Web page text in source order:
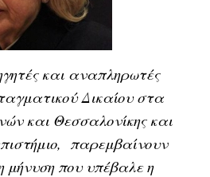
και αναπληρωτές
Δικαίου στα
και Θεσσαλονίκης και
παρεμβαίνουν
μήνυση που υπέβαλε η